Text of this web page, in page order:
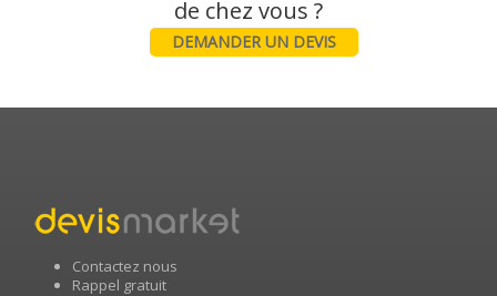
DEMANDER UN DEVIS
Contactez nous
Rappel gratuit